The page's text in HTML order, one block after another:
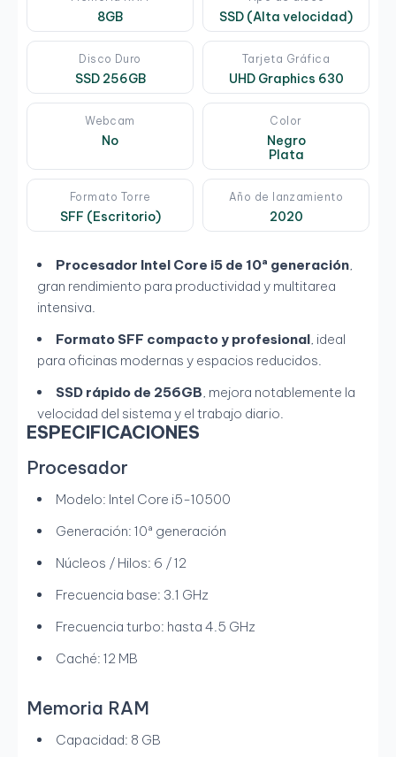
8GB SSD (Alta velocidad)
Disco Duro
SSD 256GB
Tarjeta Gráfica
UHD Graphics 630
Webcam
No
Color
Negro
Plata
Formato Torre
SFF (Escritorio)
Año de lanzamiento
2020
Procesador Intel Core i5 de 10ª generación,
gran rendimiento para productividad y multitarea
intensiva.
Formato SFF compacto y profesional, ideal
para oficinas modernas y espacios reducidos.
SSD rápido de 256GB, mejora notablemente la
velocidad del sistema y el trabajo diario.
ESPECIFICACIONES
Procesador
Modelo: Intel Core i5-10500
Generación: 10ª generación
Núcleos / Hilos: 6 / 12
Frecuencia base: 3.1 GHz
Frecuencia turbo: hasta 4.5 GHz
Caché: 12 MB
Memoria RAM
Capacidad: 8 GB